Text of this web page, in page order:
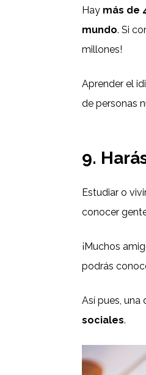
Hay más de
mundo. Si
millones!
Aprender el
de personas
9.
Estudiar o
conocer
¡Muchos
podrás
Así pues, una
sociales.